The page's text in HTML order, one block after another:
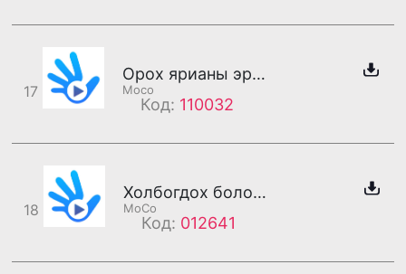
17
Орох ярианы эрх хаагдсан байна
Moco
Код: 110032
18
Холбогдох боломжтой байна
МоСо
Код: 012641